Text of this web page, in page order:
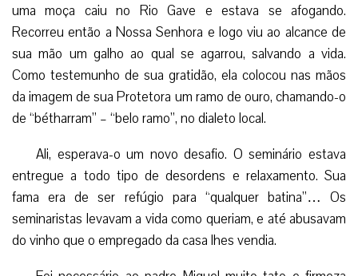
uma moça caiu no Rio Gave e estava se afogando.
Recorreu então a Nossa Senhora e logo viu ao alcance de
sua mão um galho ao qual se agarrou, salvando a vida.
Como testemunho de sua gratidão, ela colocou nas mãos
da imagem de sua Protetora um ramo de ouro, chamando-o
de “bétharram” – “belo ramo”, no dialeto local.
Ali, esperava-o um novo desafio. O seminário estava
entregue a todo tipo de desordens e relaxamento. Sua
fama era de ser refúgio para “qualquer batina”… Os
seminaristas levavam a vida como queriam, e até abusavam
do vinho que o empregado da casa lhes vendia.